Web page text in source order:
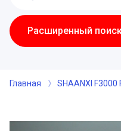
Расширенный
Главная SHAANXI F3000